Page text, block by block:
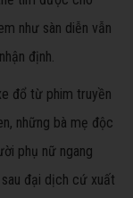
như sàn diễn vẫn
định.
đổ từ phim truyền
những bà mẹ độc
phụ nữ ngang
đại dịch cứ xuất